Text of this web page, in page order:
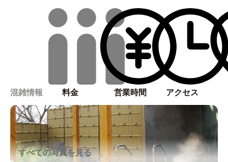
混雑情報 料金 営業時間 アクセス
すべての写真を見る